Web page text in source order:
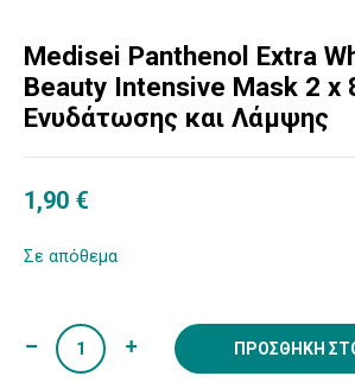
Medisei Panthenol Extra
Beauty Intensive Mask 2
Ενυδάτωσης και Λάμψης
1,90 €
Σε απόθεμα
ΠΡΟΣΘΉΚΗ